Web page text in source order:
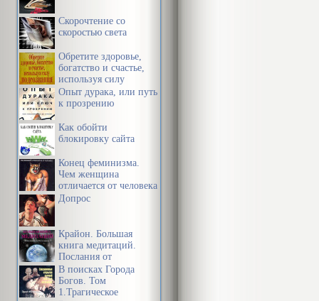
Скорочтение со
скоростью света
Обретите здоровье,
богатство и счастье,
используя силу
подсознания
Опыт дурака, или путь
к прозрению
Как обойти
блокировку сайта
Конец феминизма.
Чем женщина
отличается от человека
Допрос
Крайон. Большая
книга медитаций.
Послания от
Источника
В поисках Города
Богов. Том
1.Трагическое